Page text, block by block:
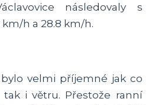
následovaly s
h a 28.8 km/h.
velmi příjemné jak co
i větru. Přestože ranní